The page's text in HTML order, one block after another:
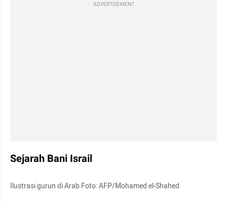
ADVERTISEMENT
Sejarah Bani Israil
Ilustrasi gurun di Arab Foto: AFP/Mohamed el-Shahed